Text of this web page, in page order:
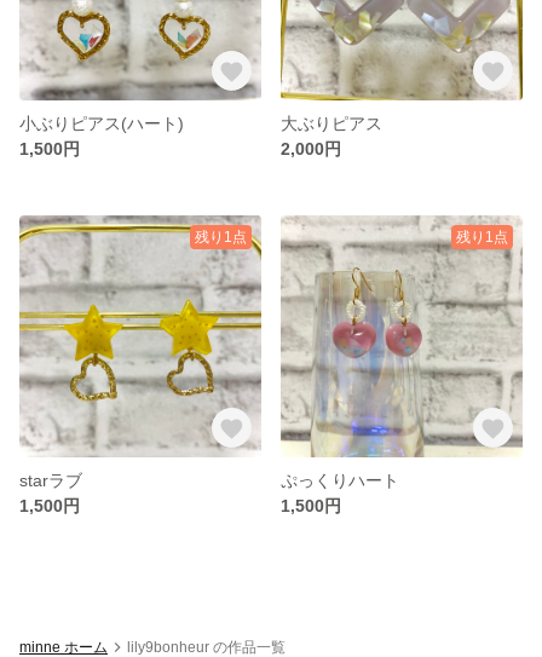
小ぶりピアス(ハート)
1,500円
大ぶりピアス
2,000円
残り1点
starラブ
1,500円
残り1点
ぷっくりハート
1,500円
minne ホーム lily9bonheur の作品一覧